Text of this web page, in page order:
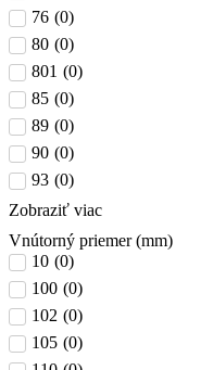
76 (0)
80 (0)
801 (0)
85 (0)
89 (0)
90 (0)
93 (0)
Zobraziť viac
Vnútorný priemer (mm)
10 (0)
100 (0)
102 (0)
105 (0)